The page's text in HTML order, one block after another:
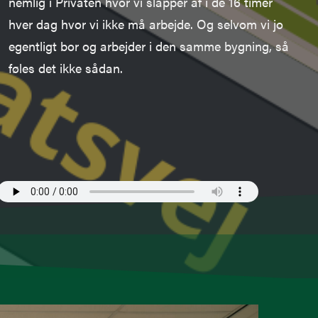
hver dag hvor vi ikke må arbejde. Og selvom vi jo
egentligt bor og arbejder i den samme bygning, så
føles det ikke sådan.